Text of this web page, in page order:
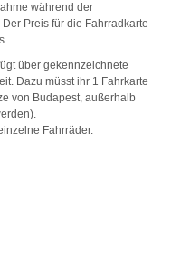
während der
Preis für die Fahrradkarte
über gekennzeichnete
Dazu müsst ihr 1 Fahrkarte
von Budapest, außerhalb
Fahrräder.